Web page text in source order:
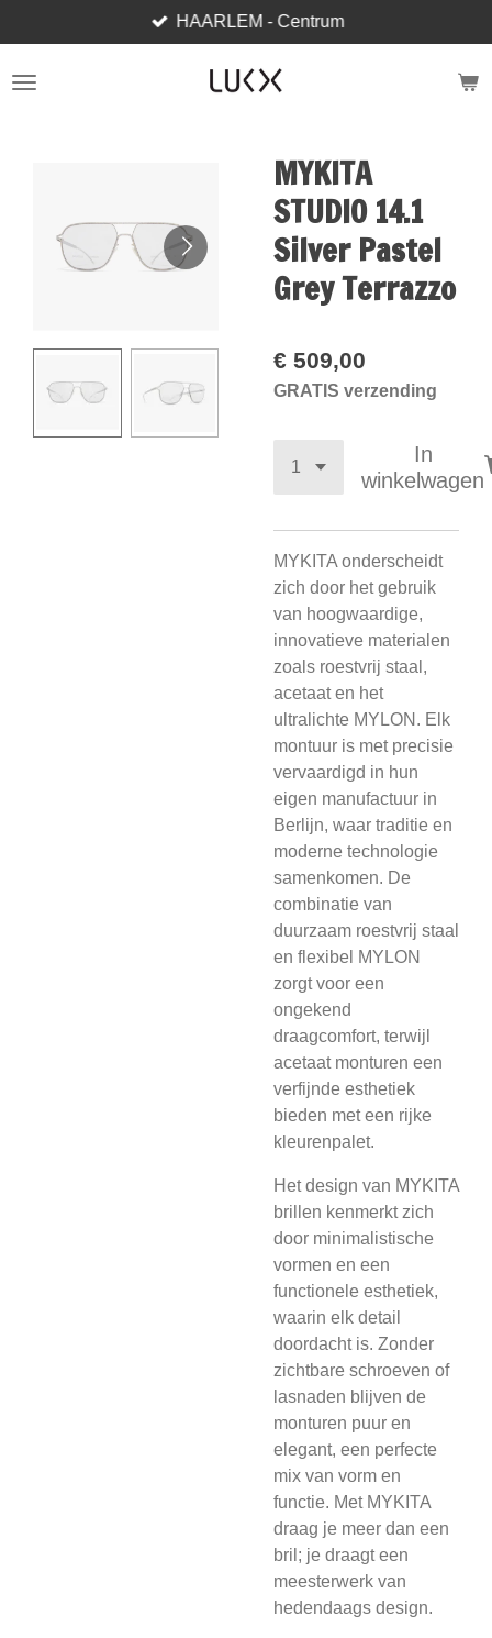
direct
naar
HAARLEM - Centrum
MYKITA
STUDIO 14.1
Silver Pastel
Grey Terrazzo
€ 509,00
GRATIS verzending
In
winkelwagen
MYKITA onderscheidt
zich door het gebruik
van hoogwaardige,
innovatieve materialen
zoals roestvrij staal,
acetaat en het
ultralichte MYLON. Elk
montuur is met precisie
vervaardigd in hun
eigen manufactuur in
Berlijn, waar traditie en
moderne technologie
samenkomen. De
combinatie van
duurzaam roestvrij staal
en flexibel MYLON
zorgt voor een
ongekend
draagcomfort, terwijl
acetaat monturen een
verfijnde esthetiek
bieden met een rijke
kleurenpalet.
Het design van MYKITA
brillen kenmerkt zich
door minimalistische
vormen en een
functionele esthetiek,
waarin elk detail
doordacht is. Zonder
zichtbare schroeven of
lasnaden blijven de
monturen puur en
elegant, een perfecte
mix van vorm en
functie. Met MYKITA
draag je meer dan een
bril; je draagt een
meesterwerk van
hedendaags design.